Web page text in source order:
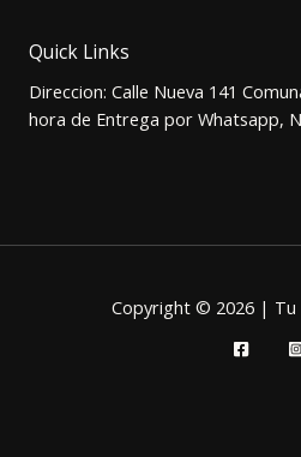
Quick Links
Direccion: Calle Nueva 141
hora de Entrega por Whatsapp,
Copyright © 2026 | Tu